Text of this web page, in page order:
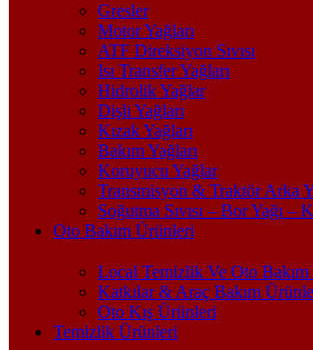
Gresler
Motor Yağları
ATF Direksiyon Sıvısı
Isı Transfer Yağları
Hidrolik Yağlar
Dişli Yağları
Kızak Yağları
Bakım Yağları
Koruyucu Yağlar
Transmisyon & Traktör Arka
Soğutma Sıvısı – Bor Yağı –
Oto Bakım Ürünleri
Local Temizlik Ve Oto
Katkılar & Araç Bakım
Oto Kış Ürünleri
Temizlik Ürünleri